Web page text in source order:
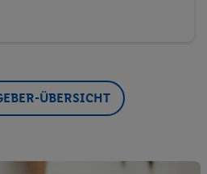
ÜBERSICHT